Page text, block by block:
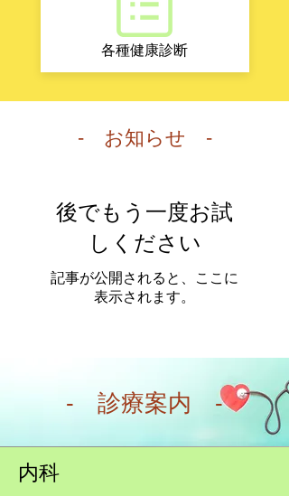
各種健康診断
- お知らせ -
後でもう一度お試
しください
記事が公開されると、ここに
表示されます。
- 診療案内 -
内科